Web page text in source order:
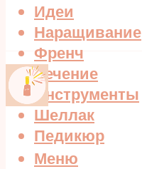
Идеи
Наращивание
Френч
Лечение
Инструменты
Шеллак
Педикюр
Меню